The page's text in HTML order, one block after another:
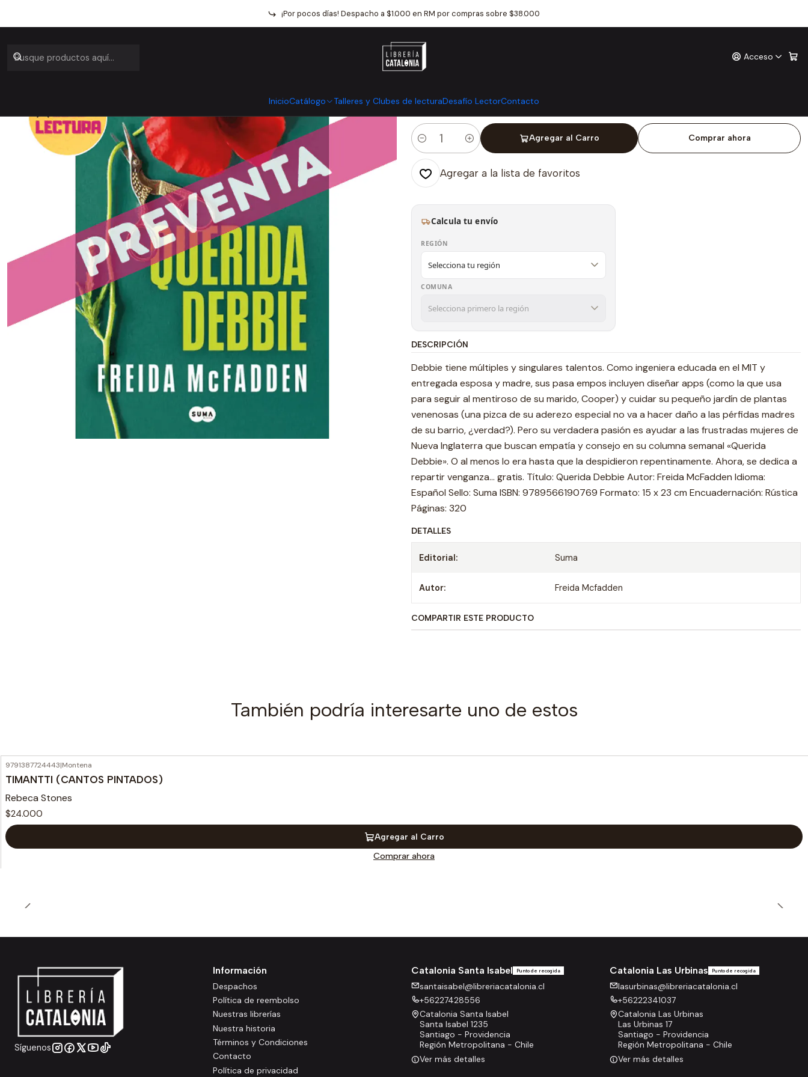
Acceso
InicioCatálogo Talleres y Clubes de lecturaDesafío LectorContacto
¡Por pocos días! Despacho a $1.000 en RM por compras sobre $38.000
Inicio Catálogo Narrativa Novela Negra Y Terror Querida Debbie
|
Querida Debbie
Mostrar stock de ubicaciones
Cantidad
Agregar al Carro Comprar ahora
Agregar a la lista de favoritos
Calcula tu envío
REGIÓN
COMUNA
DESCRIPCIÓN
Debbie tiene múltiples y singulares talentos. Como ingeniera educada en el MIT y
entregada esposa y madre, sus pasa empos incluyen diseñar apps (como la que usa
para seguir al mentiroso de su marido, Cooper) y cuidar su pequeño jardín de plantas
venenosas (una pizca de su aderezo especial no va a hacer daño a las pérfidas madres
de su barrio, ¿verdad?). Pero su verdadera pasión es ayudar a las frustradas mujeres de
Nueva Inglaterra que buscan empatía y consejo en su columna semanal «Querida
Debbie». O al menos lo era hasta que la despidieron repentinamente. Ahora, se dedica a
repartir venganza... gratis. Título: Querida Debbie Autor: Freida McFadden Idioma:
Español Sello: Suma ISBN: 9789566190769 Formato: 15 x 23 cm Encuadernación: Rústica
Páginas: 320
DETALLES
Editorial: Suma
Autor: Freida Mcfadden
COMPARTIR ESTE PRODUCTO
También podría interesarte uno de estos
9791387724443|Montena
TIMANTTI (CANTOS PINTADOS)
Rebeca Stones
$24.000
Agregar al Carro
Comprar ahora
Síguenos
Información
Despachos
Política de reembolso
Nuestras librerías
Nuestra historia
Términos y Condiciones
Contacto
Política de privacidad
Catalonia Santa Isabel Punto de recogida
santaisabel@libreriacatalonia.cl
+56227428556
Catalonia Santa Isabel
Santa Isabel 1235
Santiago - Providencia
Región Metropolitana - Chile
Ver más detalles
Catalonia Las Urbinas Punto de recogida
lasurbinas@libreriacatalonia.cl
+56222341037
Catalonia Las Urbinas
Las Urbinas 17
Santiago - Providencia
Región Metropolitana - Chile
Ver más detalles